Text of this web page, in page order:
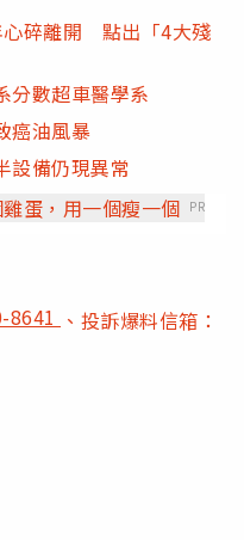
心碎離開 點出「4大殘
數超車醫學系
癌油風暴
備仍現異常
蛋，用一個瘦一個 PR
8641 、投訴爆料信箱：